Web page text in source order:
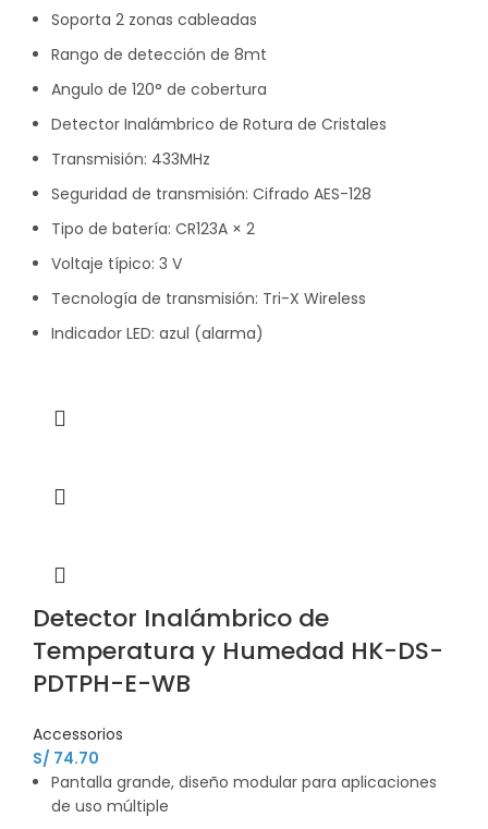
Soporta 2 zonas cableadas
Rango de detección de 8mt
Angulo de 120° de cobertura
Detector Inalámbrico de Rotura de Cristales
Transmisión: 433MHz
Seguridad de transmisión: Cifrado AES-128
Tipo de batería: CR123A × 2
Voltaje típico: 3 V
Tecnología de transmisión: Tri-X Wireless
Indicador LED: azul (alarma)
Detector Inalámbrico de
Temperatura y Humedad HK-DS-
PDTPH-E-WB
Accessorios
S/ 74.70
Pantalla grande, diseño modular para aplicaciones
de uso múltiple